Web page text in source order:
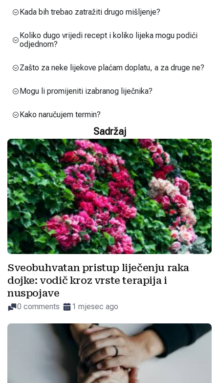
Kada bih trebao zatražiti drugo mišljenje?
Koliko dugo vrijedi recept i koliko lijeka mogu podići
odjednom?
Zašto za neke lijekove plaćam doplatu, a za druge ne?
Mogu li promijeniti izabranog liječnika?
Kako naručujem termin?
Sadržaj
Sveobuhvatan pristup liječenju raka
dojke: vodič kroz vrste terapija i
nuspojave
0 comments 1 mjesec ago